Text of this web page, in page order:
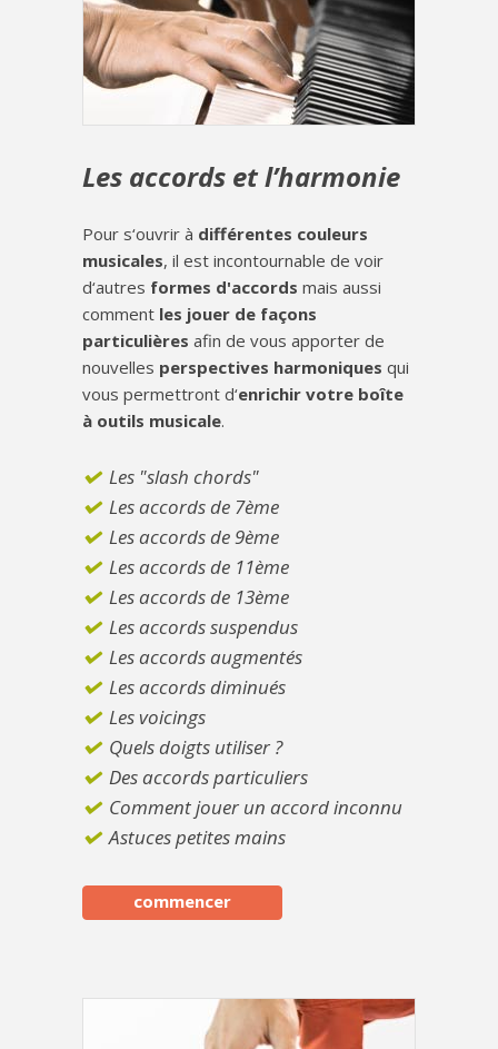
Les accords et l’harmonie
Pour s‘ouvrir à différentes couleurs
musicales, il est incontournable de voir
d‘autres formes d'accords mais aussi
comment les jouer de façons
particulières afin de vous apporter de
nouvelles perspectives harmoniques qui
vous permettront d‘enrichir votre boîte
à outils musicale.
Les "slash chords"
Les accords de 7ème
Les accords de 9ème
Les accords de 11ème
Les accords de 13ème
Les accords suspendus
Les accords augmentés
Les accords diminués
Les voicings
Quels doigts utiliser ?
Des accords particuliers
Comment jouer un accord inconnu
Astuces petites mains
commencer